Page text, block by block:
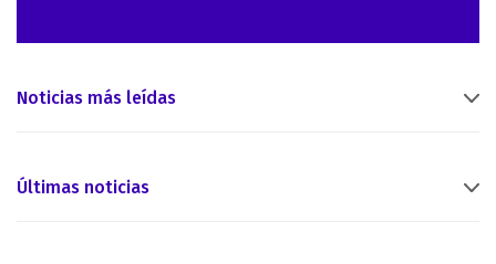
Noticias más leídas
Últimas noticias